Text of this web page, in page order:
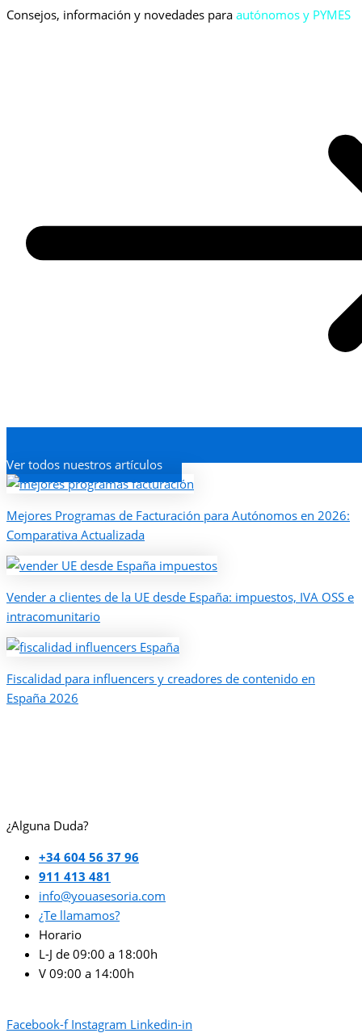
Consejos, información y novedades para autónomos y PYMES
Ver todos nuestros artículos
Mejores Programas de Facturación para Autónomos en 2026:
Comparativa Actualizada
Vender a clientes de la UE desde España: impuestos, IVA OSS e
intracomunitario
Fiscalidad para influencers y creadores de contenido en
España 2026
¿Alguna Duda?
+34 604 56 37 96
911 413 481
info@youasesoria.com
¿Te llamamos?
Horario
L-J de 09:00 a 18:00h
V 09:00 a 14:00h
Facebook-f Instagram Linkedin-in